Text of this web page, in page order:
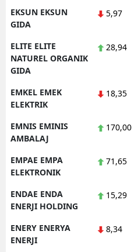
EKSUN EKSUN
GIDA
5,97
ELITE ELITE
NATUREL ORGANIK
GIDA
28,94
EMKEL EMEK
ELEKTRIK
18,35
EMNIS EMINIS
AMBALAJ
170,00
EMPAE EMPA
ELEKTRONIK
71,65
ENDAE ENDA
ENERJI HOLDING
15,29
ENERY ENERYA
ENERJI
8,34